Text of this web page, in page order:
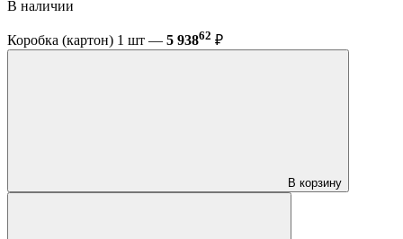
В наличии
Коробка (картон) 1 шт — 5 93862 ₽
В корзину